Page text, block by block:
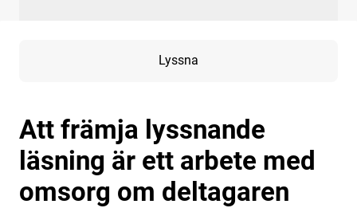
Lyssna
Att främja lyssnande
läsning är ett arbete med
omsorg om deltagaren